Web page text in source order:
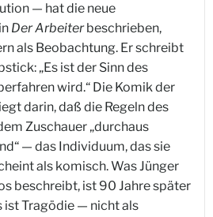
— hat die neue
Der Arbeiterbeschrieben,
als Beobachtung. Er schreibt
„Es ist der Sinn des
wird.“ Die Komik der
darin, daß die Regeln des
Zuschauer „durchaus
— das Individuum, das sie
als komisch. Was Jünger
beschreibt, ist 90 Jahre später
ist Tragödie — nicht als